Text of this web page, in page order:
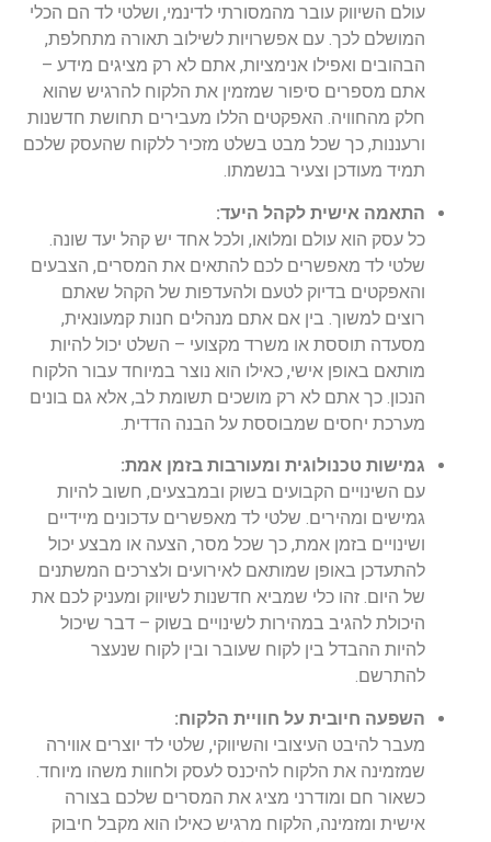
עולם השיווק עובר מהמסורתי לדינמי, ושלטי לד הם הכלי
המושלם לכך. עם אפשרויות לשילוב תאורה מתחלפת,
הבהובים ואפילו אנימציות, אתם לא רק מציגים מידע –
אתם מספרים סיפור שמזמין את הלקוח להרגיש שהוא
חלק מהחוויה. האפקטים הללו מעבירים תחושת חדשנות
ורעננות, כך שכל מבט בשלט מזכיר ללקוח שהעסק שלכם
תמיד מעודכן וצעיר בנשמתו.
התאמה אישית לקהל היעד:
כל עסק הוא עולם ומלואו, ולכל אחד יש קהל יעד שונה.
שלטי לד מאפשרים לכם להתאים את המסרים, הצבעים
והאפקטים בדיוק לטעם ולהעדפות של הקהל שאתם
רוצים למשוך. בין אם אתם מנהלים חנות קמעונאית,
מסעדה תוססת או משרד מקצועי – השלט יכול להיות
מותאם באופן אישי, כאילו הוא נוצר במיוחד עבור הלקוח
הנכון. כך אתם לא רק מושכים תשומת לב, אלא גם בונים
מערכת יחסים שמבוססת על הבנה הדדית.
גמישות טכנולוגית ומעורבות בזמן אמת:
עם השינויים הקבועים בשוק ובמבצעים, חשוב להיות
גמישים ומהירים. שלטי לד מאפשרים עדכונים מיידיים
ושינויים בזמן אמת, כך שכל מסר, הצעה או מבצע יכול
להתעדכן באופן שמותאם לאירועים ולצרכים המשתנים
של היום. זהו כלי שמביא חדשנות לשיווק ומעניק לכם את
היכולת להגיב במהירות לשינויים בשוק – דבר שיכול
להיות ההבדל בין לקוח שעובר ובין לקוח שנעצר
להתרשם.
השפעה חיובית על חוויית הלקוח:
מעבר להיבט העיצובי והשיווקי, שלטי לד יוצרים אווירה
שמזמינה את הלקוח להיכנס לעסק ולחוות משהו מיוחד.
כשאור חם ומודרני מציג את המסרים שלכם בצורה
אישית ומזמינה, הלקוח מרגיש כאילו הוא מקבל חיבוק